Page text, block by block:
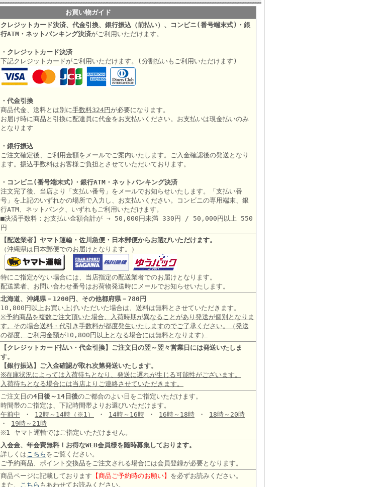
お買い物ガイド
クレジットカード決済、代金引換、銀行振込（前払い）、コンビニ(番号端末式)・銀
行ATM・ネットバンキング決済がご利用いただけます。
・クレジットカード決済
下記クレジットカードがご利用いただけます。(分割払いもご利用いただけます)
・代金引換
商品代金、送料とは別に手数料324円 が必要になります。
お届け時に商品と引換に配達員に代金をお支払いください。お支払いは現金払いのみ
となります
・銀行振込
ご注文確定後、ご利用金額をメールでご案内いたします。ご入金確認後の発送となり
ます。振込手数料はお客様ご負担とさせていただいております。
・コンビニ(番号端末式)・銀行ATM・ネットバンキング決済
注文完了後、当店より「支払い番号」をメールでお知らせいたします。「支払い番
号」を上記のいずれかの場所で入力し、お支払いください。コンビニの専用端末、銀
行ATM、ネットバンク、いずれもご利用いただけます。
■決済手数料：お支払い金額合計が → 50,000円未満 330円 / 50,000円以上 550
円
【配送業者】ヤマト運輸・佐川急便・日本郵便からお選びいただけます。
（沖縄県は日本郵便でのお届けとなります。）
特にご指定がない場合には、当店指定の配送業者でのお届けとなります。
配送業者、お問い合わせ番号はお荷物発送時にメールでお知らせいたします。
北海道、沖縄県－1200円、その他都府県－780円
10,800円以上お買い上げいただいた場合は、送料は無料とさせていただきます。
※予約商品を複数ご注文頂いた場合、入荷時期が異なることがあり発送が個別となりま
す。その場合送料・代引き手数料が都度発生いたしますのでご了承ください。（発送
の都度、ご利用金額が10,800円以上となる場合には無料となります）
【クレジットカード払い・代金引換】ご注文日の翌～翌々営業日には発送いたしま
す。
【銀行振込】ご入金確認が取れ次第発送いたします。
※在庫状況によっては入荷待ちとなり、発送に遅れが生じる可能性がございます。
入荷待ちとなる場合には当店よりご連絡させていただきます。
ご注文日の4日後～14日後のご都合のよい日をご指定いただけます。
時間帯のご指定は、下記時間帯よりお選びいただけます。
午前中 ・ 12時～14時 （※1） ・ 14時～16時 ・ 16時～18時 ・ 18時～20時
・ 19時～21時
※1 ヤマト運輸ではご指定いただけません。
入会金、年会費無料！お得なWEB会員様を随時募集しております。
詳しくはこちら をご覧ください。
ご予約商品、ポイント交換品をご注文される場合には会員登録が必要となります。
商品ページに記載しております 【商品ご予約時のお願い】 を必ずお読みください。
また、 こちら もあわせてお読みください。